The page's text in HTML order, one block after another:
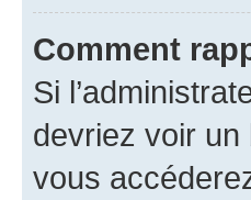
Comment
Si
devriez voir
vous